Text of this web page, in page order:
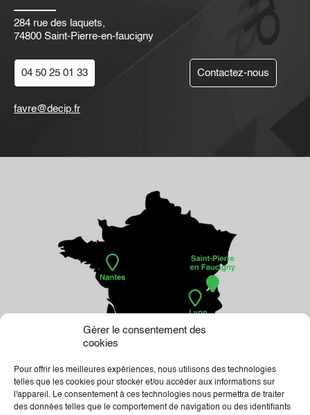
Gérer le consentement des
cookies
Pour offrir les meilleures expériences, nous utilisons des technologies
telles que les cookies pour stocker et/ou accéder aux informations sur
l'appareil. Le consentement à ces technologies nous permettra de traiter
des données telles que le comportement de navigation ou des identifiants
284 rue des laquets,
74800 Saint-Pierre-en-faucigny
04 50 25 01 33 Contactez-nous
favre@decip.fr